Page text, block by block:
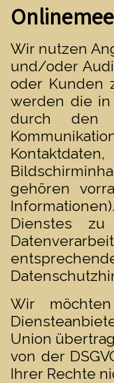
Wir nutzen
und/oder
oder Kunden
werden die in
durch den
gehören
Dienstes
Wir
Union
von der
Ihrer Rechte